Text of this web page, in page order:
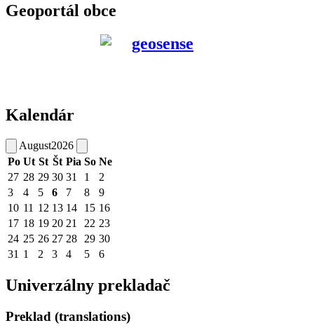
Geoportál obce
Kalendár
August2026
Po Ut St Št Pia So Ne
27 28 29 30 31 1
2
3
4 5 6 7 8
9
10 11 12 13 14 15 16
17 18 19 20 21 22 23
24 25 26 27 28 29 30
31 1 2 3 4 5 6
Univerzálny prekladač
Preklad (translations)